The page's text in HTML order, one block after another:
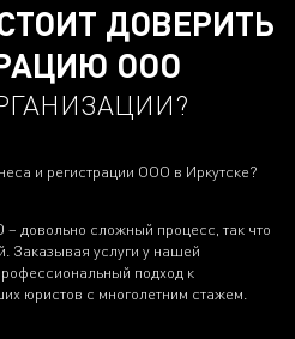
ДОВЕРИТЬ
ООО
и регистрации ООО в Иркутске?
довольно сложный процесс, так что
Заказывая услуги у нашей
подход к
юристов с многолетним стажем.